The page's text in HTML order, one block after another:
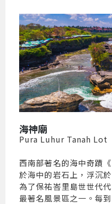
海神廟
Pura Luhur Tanah Lot
西南部著名的海中奇蹟
於海中的岩石上，浮沉
為了保祐峇里島世世代
最著名風景區之一。每